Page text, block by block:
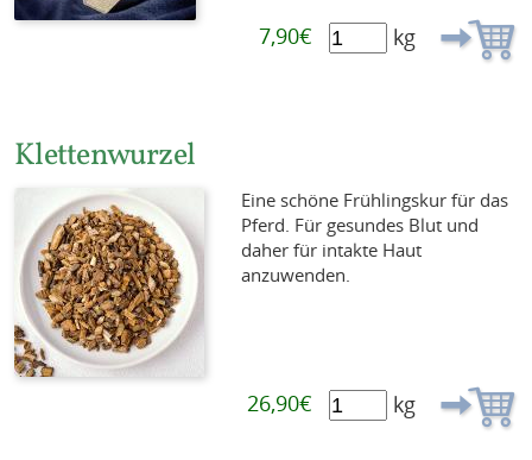
7,90€ kg
Klettenwurzel
Eine schöne Frühlingskur für das
Pferd. Für gesundes Blut und
daher für intakte Haut
anzuwenden.
26,90€ kg